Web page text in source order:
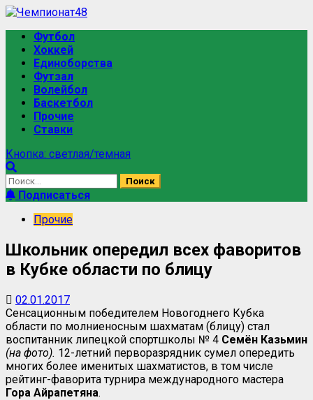
Футбол
Хоккей
Единоборства
Футзал
Волейбол
Баскетбол
Прочие
Ставки
Кнопка: светлая/темная
Подписаться
Прочие
Школьник опередил всех фаворитов
в Кубке области по блицу
02.01.2017
Сенсационным победителем Новогоднего Кубка
области по молниеносным шахматам (блицу) стал
воспитанник липецкой спортшколы № 4 Семён Казьмин
(на фото). 12-летний перворазрядник сумел опередить
многих более именитых шахматистов, в том числе
рейтинг-фаворита турнира международного мастера
Гора Айрапетяна.